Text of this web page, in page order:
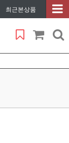
최근본상품